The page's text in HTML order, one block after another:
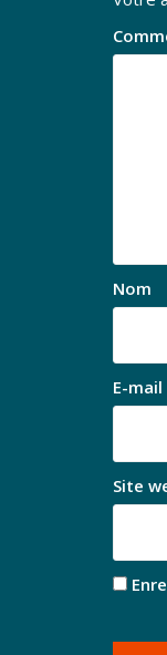
Nom
E-mail
Site